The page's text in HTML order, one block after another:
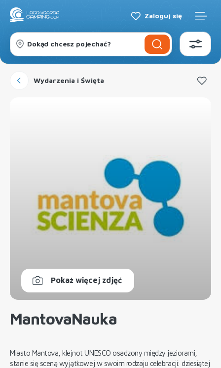
Zaloguj się
Dokąd chcesz pojechać?
Wydarzenia i Święta
Pokaż więcej zdjęć
MantovaNauka
Miasto Mantova, klejnot UNESCO osadzony między jeziorami,
stanie się sceną wyjątkowej w swoim rodzaju celebracji: dziesiątej